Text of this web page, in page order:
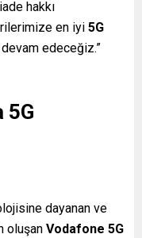
hakkı
en iyi 5G
edeceğiz.”
5G
dayanan ve
oluşan Vodafone 5G